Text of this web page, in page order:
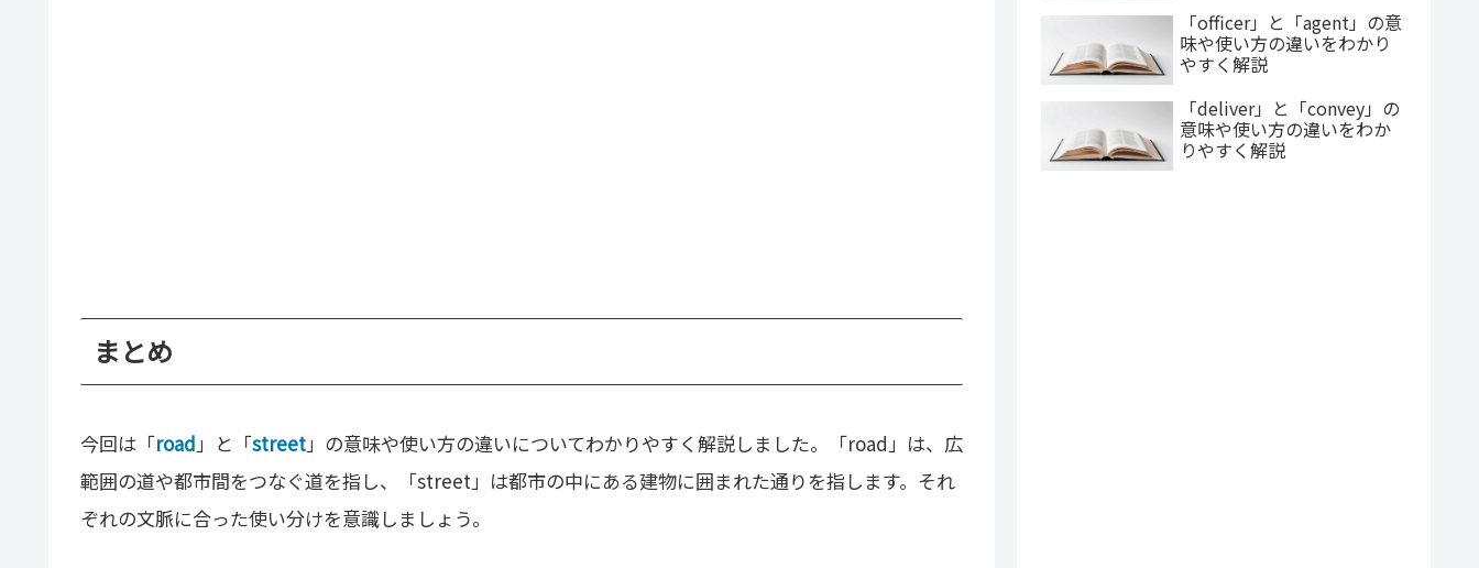
まとめ
今回は「road 」と「street」の意味や使い方の違いについてわかりやすく解説しました。「road」は、広
範囲の道や都市間をつなぐ道を指し、「street」は都市の中にある建物に囲まれた通りを指します。それ
ぞれの文脈に合った使い分けを意識しましょう。
「officer」と「agent」の意
味や使い方の違いをわかり
やすく解説
「deliver」と「convey」の
意味や使い方の違いをわか
りやすく解説